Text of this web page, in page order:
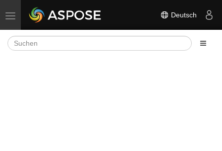
Navigation umschalten Deutsch